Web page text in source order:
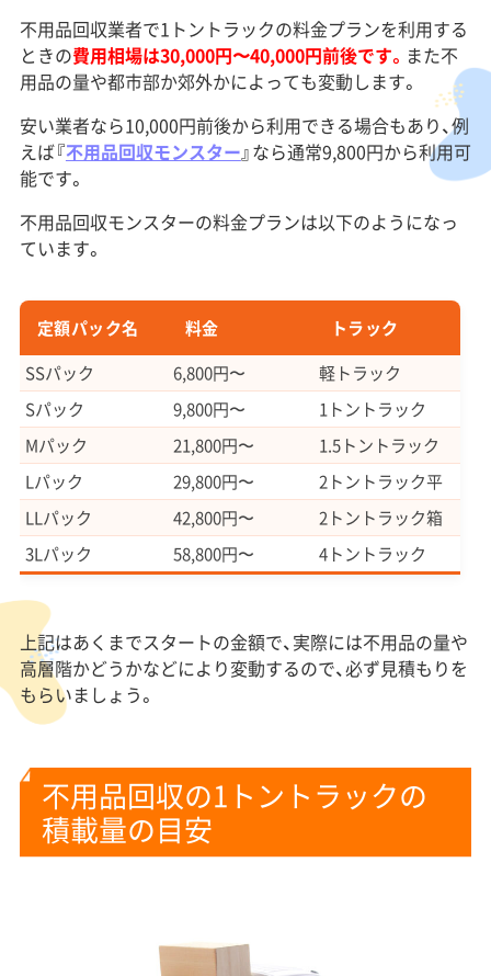
不用品回収業者で1トントラックの料金プランを利用する
ときの費用相場は30,000円〜40,000円前後です。 また不
用品の量や都市部か郊外かによっても変動します。
安い業者なら10,000円前後から利用できる場合もあり、例
えば『不用品回収モンスター』なら通常9,800円から利用可
能です。
不用品回収モンスターの料金プランは以下のようになっ
ています。
定額パック名 料金
トラック
SSパック
6,800円〜
軽トラック
Sパック
9,800円〜
1トントラック
Mパック
21,800円〜
1.5トントラック
Lパック
29,800円〜
2トントラック平
LLパック
42,800円〜
2トントラック箱
3Lパック
58,800円〜 4トントラック
上記はあくまでスタートの金額で、実際には不用品の量や
高層階かどうかなどにより変動するので、必ず見積もりを
もらいましょう。
不用品回収の1トントラックの
積載量の目安